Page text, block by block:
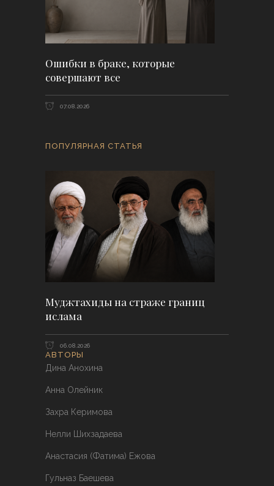
Ошибки в браке, которые
совершают все
07.08.2026
ПОПУЛЯРНАЯ СТАТЬЯ
Муджтахиды на страже границ
ислама
06.08.2026
АВТОРЫ
Дина Анохина
Анна Олейник
Захра Керимова
Нелли Шихзадаева
Анастасия (Фатима) Ежова
Гульназ Баешева